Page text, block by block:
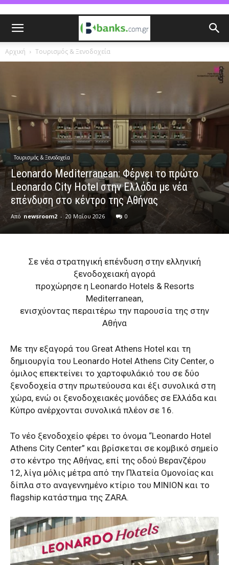
Αρχική Τουρισμός & Ξενοδοχεία
Τουρισμός & Ξενοδοχεία
Leonardo Mediterranean: Φέρνει το πρώτο
Leonardo City Hotel στην Ελλάδα με νέα
επένδυση στο κέντρο της Αθήνας
Από newsroom2 - 20 Μαΐου 2026 0
Σε νέα στρατηγική επένδυση στην ελληνική
ξενοδοχειακή αγορά
προχώρησε η Leonardo Hotels & Resorts
Mediterranean,
ενισχύοντας περαιτέρω την παρουσία της στην
Αθήνα
Με την εξαγορά του Great Athens Hotel και τη
δημιουργία του Leonardo Hotel Athens City Center, ο
όμιλος επεκτείνει το χαρτοφυλάκιό του σε δύο
ξενοδοχεία στην πρωτεύουσα και έξι συνολικά στη
χώρα, ενώ οι ξενοδοχειακές μονάδες σε Ελλάδα και
Κύπρο ανέρχονται συνολικά πλέον σε 16.
Το νέο ξενοδοχείο φέρει το όνομα “Leonardo Hotel
Athens City Center” και βρίσκεται σε κομβικό σημείο
στο κέντρο της Αθήνας, επί της οδού Βερανζέρου
12, λίγα μόλις μέτρα από την Πλατεία Ομονοίας και
δίπλα στο αναγεννημένο κτίριο του ΜΙΝΙΟΝ και το
flagship κατάστημα της ZARA.